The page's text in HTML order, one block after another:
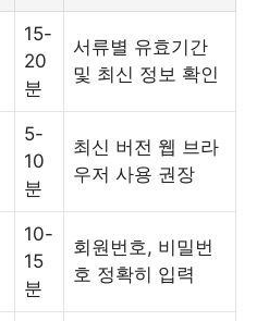
15-
20
분
서류별 유효기간
및 최신 정보 확인
5-
10
분
최신 버전 웹 브라
우저 사용 권장
10-
15
분
회원번호, 비밀번
호 정확히 입력